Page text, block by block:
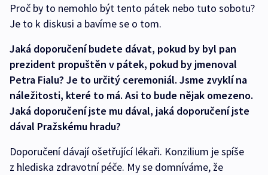
Proč by to nemohlo být tento pátek nebo tuto sobotu?
Je to k diskusi a bavíme se o tom.
Jaká doporučení budete dávat, pokud by byl pan
prezident propuštěn v pátek, pokud by jmenoval
Petra Fialu? Je to určitý ceremoniál. Jsme zvyklí na
náležitosti, které to má. Asi to bude nějak omezeno.
Jaká doporučení jste mu dával, jaká doporučení jste
dával Pražskému hradu?
Doporučení dávají ošetřující lékaři. Konzilium je spíše
z hlediska zdravotní péče. My se domníváme, že